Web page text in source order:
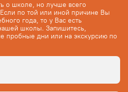
о школе, но лучше всего
по той или иной причине Вы
года, то у Вас есть
школы. Запишитесь,
пробные дни или на экскурсию по